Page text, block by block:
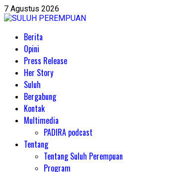
Skip
to
7 Agustus 2026
PrimaryBerita
Opini
Press Release
Her Story
Suluh
Bergabung
Kontak
Multimedia
PADIRA podcast
Tentang
Tentang Suluh Perempuan
Program